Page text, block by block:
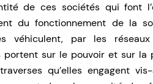
de ces sociétés qui font
du fonctionnement de la
véhiculent, par les réseaux
portent sur le pouvoir et sur la
qu’elles engagent